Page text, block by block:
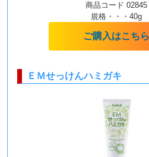
商品コード 02845
規格・・・40g
ご購入はこちら
ＥＭせっけんハミガキ